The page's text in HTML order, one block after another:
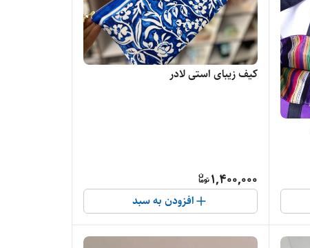
کیف زیبای استی لادر
1,400,000
افزودن به سبد